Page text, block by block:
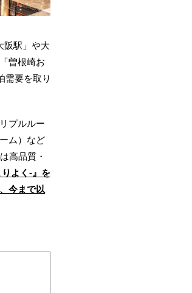
阪駅」や大
曽根崎お
需要を取り
プルルー
ム）など
高品質・
よく-』を
今まで以